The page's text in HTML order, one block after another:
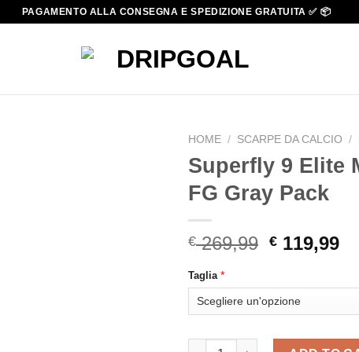
PAGAMENTO ALLA CONSEGNA E SPEDIZIONE GRATUITA ✅ 📦
HOME / SCARPE DA CALCIO /
Superfly 9 Elite
FG Gray Pack
€269,99 Original
€ 269,99.
€ 119,99
Taglia *
Superfly 9 Elite Mercurial FG